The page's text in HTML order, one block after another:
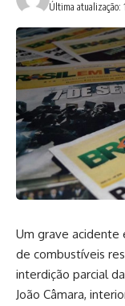
Última atualização:
Um grave
de combustíveis
interdição parcial
João Câmara,